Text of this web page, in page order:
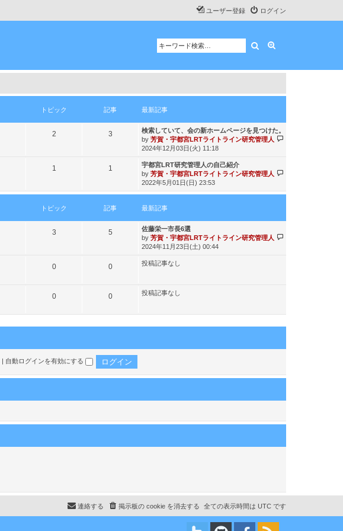
ログイン
ユーザー登録
検索
トピック 記事 最新記事
2ト
3記
最
新
記
検索していて、会の新ホームページを見つけた。
by 芳賀・宇都宮LRTライトライン研究管理人
2024年12月03日(火) 11:18
1
ク
1
最
新
記
事
宇都宮LRT研究管理人の自己紹介
by 芳賀・宇都宮LRTライトライン研究管理人
記
2022年5月01日(日) 23:53
トピック 記事 最新記事
3ト
5記
最
新
記
佐藤栄一市長6選
by 芳賀・宇都宮LRTライトライン研究管理人
2024年11月23日(土) 00:44
0ト
ッ
0記
投稿記事なし
0ト
ッ
0記
投稿記事なし
| 自動ログインを有効にする
全ての表示時間は UTC です
掲示板の cookie を消去する
連絡する